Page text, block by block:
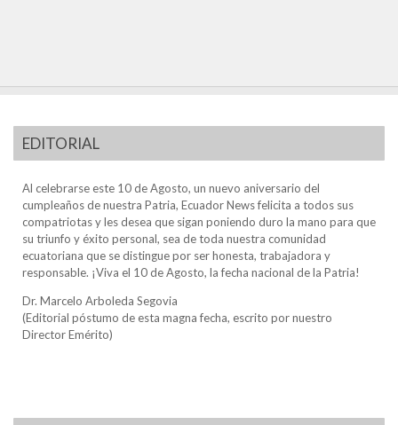
EDITORIAL
Al celebrarse este 10 de Agosto, un nuevo aniversario del
cumpleaños de nuestra Patria, Ecuador News felicita a todos sus
compatriotas y les desea que sigan poniendo duro la mano para que
su triunfo y éxito personal, sea de toda nuestra comunidad
ecuatoriana que se distingue por ser honesta, trabajadora y
responsable. ¡Viva el 10 de Agosto, la fecha nacional de la Patria!
Dr. Marcelo Arboleda Segovia
(Editorial póstumo de esta magna fecha, escrito por nuestro
Director Emérito)